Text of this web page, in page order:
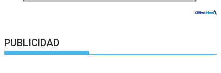
PUBLICIDAD